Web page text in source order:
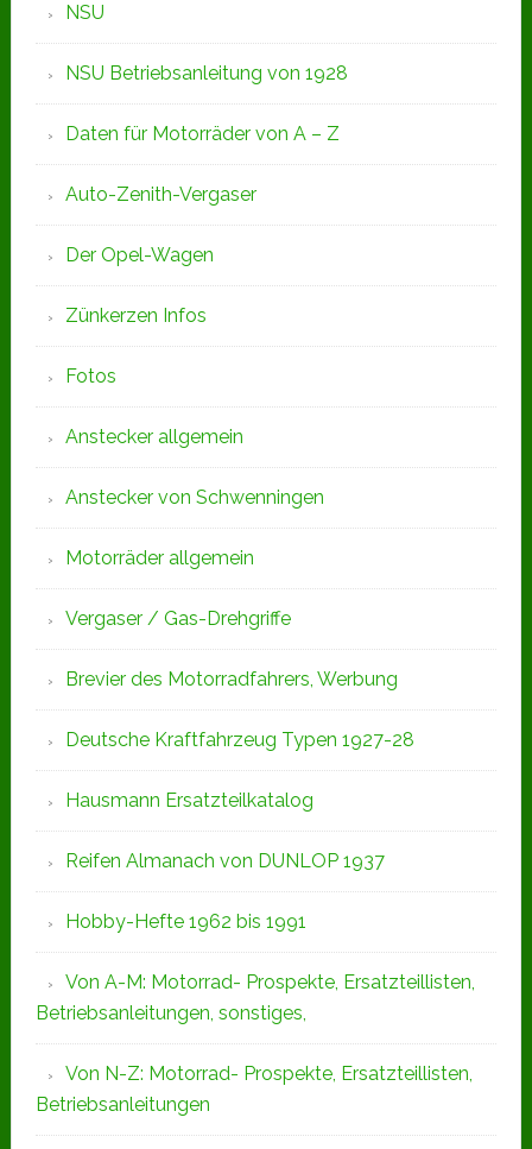
NSU
NSU Betriebsanleitung von 1928
Daten für Motorräder von A – Z
Auto-Zenith-Vergaser
Der Opel-Wagen
Zünkerzen Infos
Fotos
Anstecker allgemein
Anstecker von Schwenningen
Motorräder allgemein
Vergaser / Gas-Drehgriffe
Brevier des Motorradfahrers, Werbung
Deutsche Kraftfahrzeug Typen 1927-28
Hausmann Ersatzteilkatalog
Reifen Almanach von DUNLOP 1937
Hobby-Hefte 1962 bis 1991
Von A-M: Motorrad- Prospekte, Ersatzteillisten,
Betriebsanleitungen, sonstiges,
Von N-Z: Motorrad- Prospekte, Ersatzteillisten,
Betriebsanleitungen